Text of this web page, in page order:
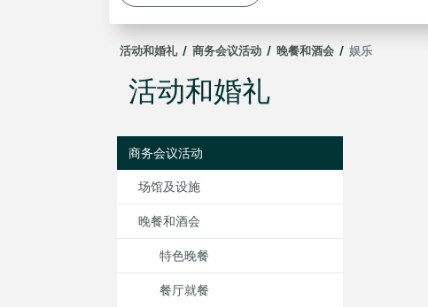
活动和婚礼 / 商务会议活动 / 晚餐和酒会 / 娱乐
活动和婚礼
商务会议活动
场馆及设施
晚餐和酒会
特色晚餐
餐厅就餐